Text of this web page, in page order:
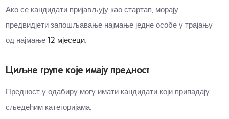
Ако се кандидати пријављују као стартап, морају
предвидјети запошљавање најмање једне особе у трајању
од најмање12 мјесеци.
Циљне групе које имају предност
Предност у одабиру могу имати кандидати који припадају
сљедећим категоријама: